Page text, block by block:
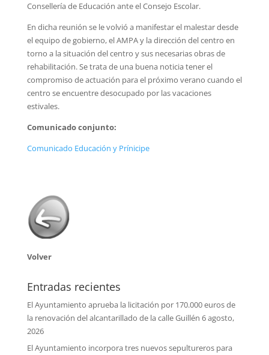
Consellería de Educación ante el Consejo Escolar.
En dicha reunión se le volvió a manifestar el malestar desde
el equipo de gobierno, el AMPA y la dirección del centro en
torno a la situación del centro y sus necesarias obras de
rehabilitación. Se trata de una buena noticia tener el
compromiso de actuación para el próximo verano cuando el
centro se encuentre desocupado por las vacaciones
estivales.
Comunicado conjunto:
Comunicado Educación y Prínicipe
Volver
Entradas recientes
El Ayuntamiento aprueba la licitación por 170.000 euros de
la renovación del alcantarillado de la calle Guillén 6 agosto,
2026
El Ayuntamiento incorpora tres nuevos sepultureros para